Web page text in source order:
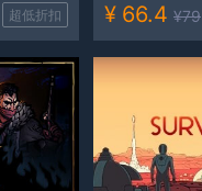
超低折扣 ¥ 66.4 ¥79